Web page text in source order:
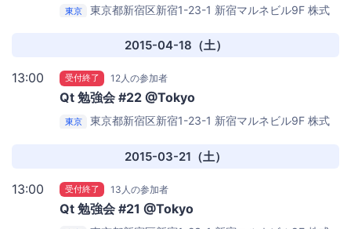
東京 東京都新宿区新宿1-23-1 新宿マルネビル9F 株式
2015-04-18（土）
13:00 受付終了 12人の参加者
Qt 勉強会 #22 @Tokyo
東京 東京都新宿区新宿1-23-1 新宿マルネビル9F 株式
2015-03-21（土）
13:00 受付終了 13人の参加者
Qt 勉強会 #21 @Tokyo